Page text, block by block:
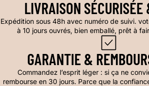
LIVRAISON
Expédition sous 48h avec numéro de suivi.
à 10 jours ouvrés, bien emballé, prêt à
GARANTIE &
Commandez l’esprit léger : si ça ne
rembourse en 30 jours. Parce que la